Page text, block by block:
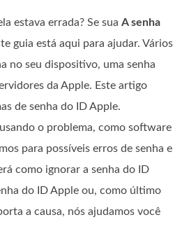
estava errada? Se sua A senha
guia está aqui para ajudar. Vários
no seu dispositivo, uma senha
da Apple. Este artigo
de senha do ID Apple.
o problema, como software
para possíveis erros de senha e
como ignorar a senha do ID
do ID Apple ou, como último
a causa, nós ajudamos você